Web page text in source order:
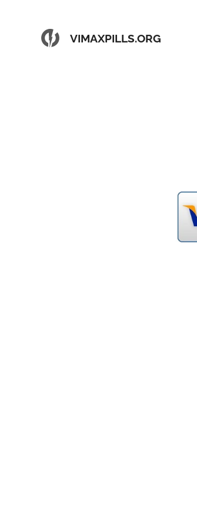
VIMAXPILLS.ORG